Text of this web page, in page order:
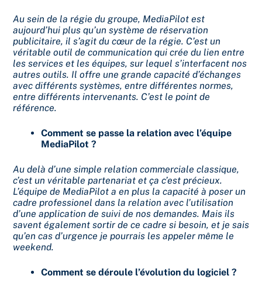
Au sein de la régie du groupe, MediaPilot est
aujourd’hui plus qu’un système de réservation
publicitaire, il s’agit du cœur de la régie. C’est un
véritable outil de communication qui crée du lien entre
les services et les équipes, sur lequel s’interfacent nos
autres outils. Il offre une grande capacité d’échanges
avec différents systèmes, entre différentes normes,
entre différents intervenants. C’est le point de
référence.
Comment se passe la relation avec l’équipe
MediaPilot ?
Au delà d’une simple relation commerciale classique,
c’est un véritable partenariat et ça c’est précieux.
L’équipe de MediaPilot a en plus la capacité à poser un
cadre professionel dans la relation avec l’utilisation
d’une application de suivi de nos demandes. Mais ils
savent également sortir de ce cadre si besoin, et je sais
qu’en cas d’urgence je pourrais les appeler même le
weekend.
Comment se déroule l’évolution du logiciel ?